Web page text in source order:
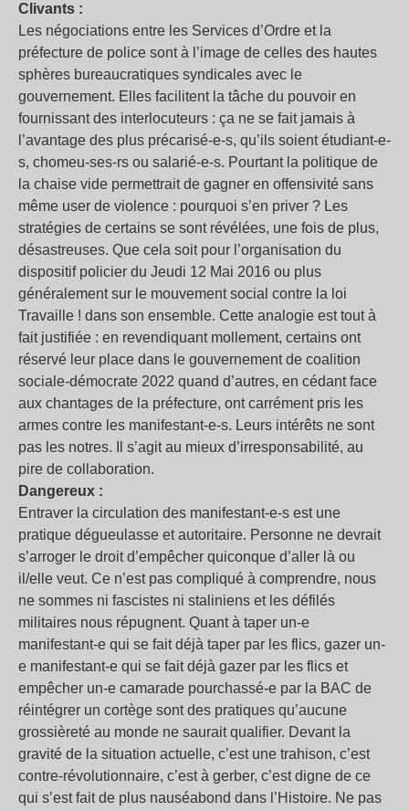
Clivants :
Les négociations entre les Services d’Ordre et la
préfecture de police sont à l’image de celles des hautes
sphères bureaucratiques syndicales avec le
gouvernement. Elles facilitent la tâche du pouvoir en
fournissant des interlocuteurs : ça ne se fait jamais à
l’avantage des plus précarisé-e-s, qu’ils soient étudiant-e-
s, chomeu-ses-rs ou salarié-e-s. Pourtant la politique de
la chaise vide permettrait de gagner en offensivité sans
même user de violence : pourquoi s’en priver ? Les
stratégies de certains se sont révélées, une fois de plus,
désastreuses. Que cela soit pour l’organisation du
dispositif policier du Jeudi 12 Mai 2016 ou plus
généralement sur le mouvement social contre la loi
Travaille ! dans son ensemble. Cette analogie est tout à
fait justifiée : en revendiquant mollement, certains ont
réservé leur place dans le gouvernement de coalition
sociale-démocrate 2022 quand d’autres, en cédant face
aux chantages de la préfecture, ont carrément pris les
armes contre les manifestant-e-s. Leurs intérêts ne sont
pas les notres. Il s’agit au mieux d’irresponsabilité, au
pire de collaboration.
Dangereux :
Entraver la circulation des manifestant-e-s est une
pratique dégueulasse et autoritaire. Personne ne devrait
s’arroger le droit d’empêcher quiconque d’aller là ou
il/elle veut. Ce n’est pas compliqué à comprendre, nous
ne sommes ni fascistes ni staliniens et les défilés
militaires nous répugnent. Quant à taper un-e
manifestant-e qui se fait déjà taper par les flics, gazer un-
e manifestant-e qui se fait déjà gazer par les flics et
empêcher un-e camarade pourchassé-e par la BAC de
réintégrer un cortège sont des pratiques qu’aucune
grossièreté au monde ne saurait qualifier. Devant la
gravité de la situation actuelle, c’est une trahison, c’est
contre-révolutionnaire, c’est à gerber, c’est digne de ce
qui s’est fait de plus nauséabond dans l’Histoire. Ne pas